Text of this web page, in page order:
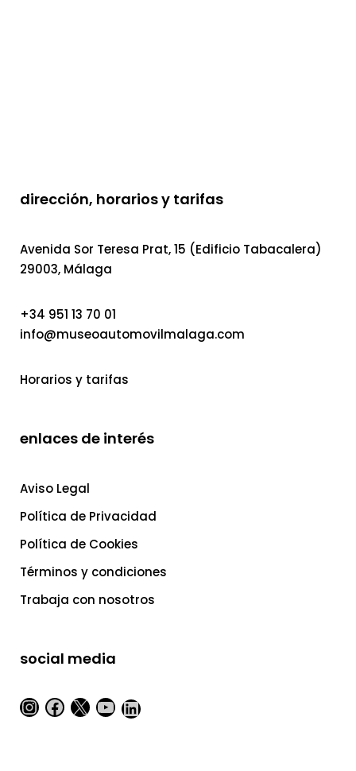
dirección, horarios y tarifas
Avenida Sor Teresa Prat, 15 (Edificio Tabacalera)
29003, Málaga
+34 951 13 70 01
info@museoautomovilmalaga.com
Horarios y tarifas
enlaces de interés
Aviso Legal
Política de Privacidad
Política de Cookies
Términos y condiciones
Trabaja con nosotros
social media
Instagram
Facebook
X YouTube
LinkedIn